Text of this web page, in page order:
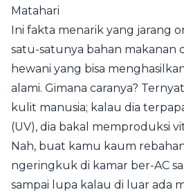
Matahari
Ini fakta menarik yang jarang
satu-satunya bahan makanan
hewani yang bisa
alami. Gimana caranya?
kulit manusia; kalau dia
(UV), dia bakal memproduksi
Nah, buat kamu kaum
ngeringkuk di kamar ber-AC
sampai lupa kalau di luar ada